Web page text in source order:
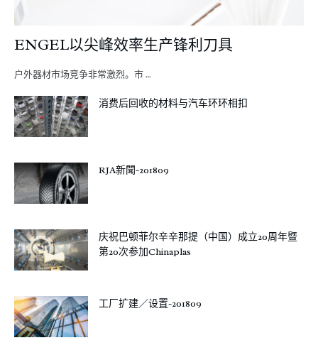
ENGEL以尖峰效率生产锋利刀具
户外器材市场竞争非常激烈。市 …
消费后回收的材料与汽车环环相扣
RJA新聞-201809
庆祝巴顿菲尔辛辛那提（中国）成立20周年暨
第20次参加Chinaplas
工厂扩建／设置-201809